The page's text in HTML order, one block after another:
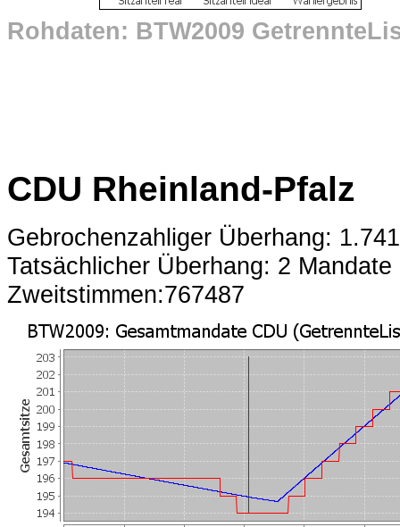
Rohdaten: BTW2009
CDU Rheinland-Pfalz
Gebrochenzahliger Überhang:
Tatsächlicher Überhang: 2 Mandate
Zweitstimmen:767487